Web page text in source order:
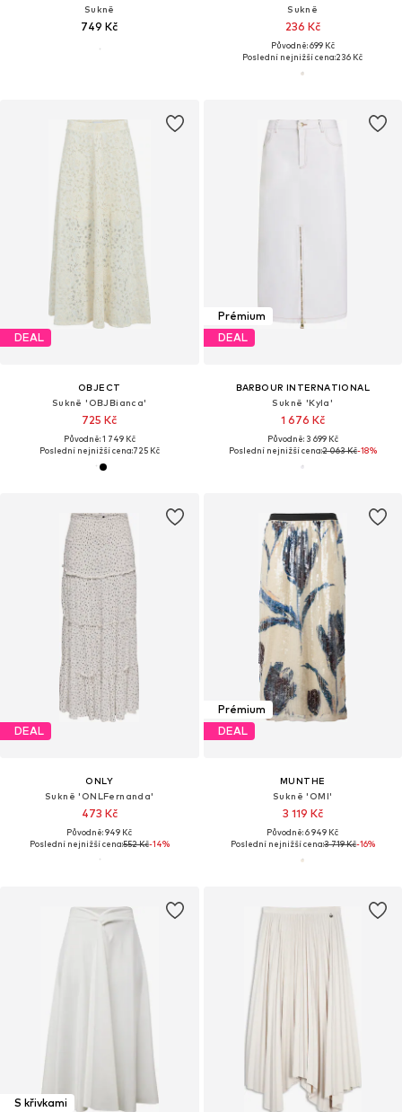
Sukně
749 Kč
Sukně
236 Kč
Původně: 699 Kč
Poslední nejnižší cena:236 Kč
DEAL
OBJECT
Sukně 'OBJBianca'
725 Kč
Původně: 1 749 Kč
Poslední nejnižší cena:725 Kč
Prémium
DEAL
BARBOUR INTERNATIONAL
Sukně 'Kyla'
1 676 Kč
Původně: 3 699 Kč
Poslední nejnižší cena:2 063 Kč-18%
DEAL
ONLY
Sukně 'ONLFernanda'
473 Kč
Původně: 949 Kč
Poslední nejnižší cena:552 Kč-14%
Prémium
DEAL
MUNTHE
Sukně 'OMI'
3 119 Kč
Původně: 6 949 Kč
Poslední nejnižší cena:3 719 Kč-16%
S křivkami